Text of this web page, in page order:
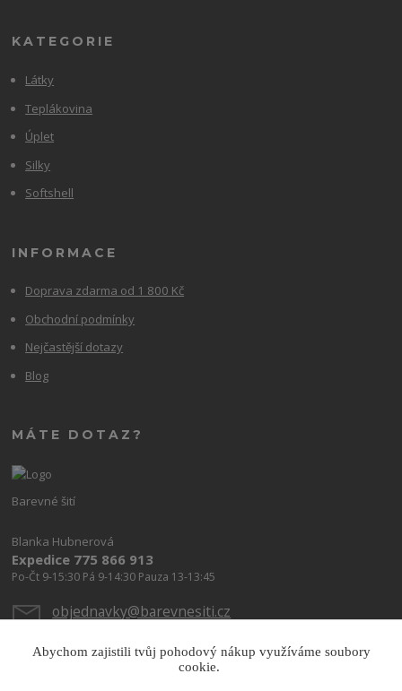
KATEGORIE
Látky
Teplákovina
Úplet
Silky
Softshell
INFORMACE
Doprava zdarma od 1 800 Kč
Obchodní podmínky
Nejčastější dotazy
Blog
MÁTE DOTAZ?
Barevné šití
Blanka Hubnerová
Expedice 775 866 913
Po-Čt 9-15:30 Pá 9-14:30 Pauza 13-13:45
objednavky@barevnesiti.cz
Abychom zajistili tvůj pohodový nákup využíváme soubory
cookie.